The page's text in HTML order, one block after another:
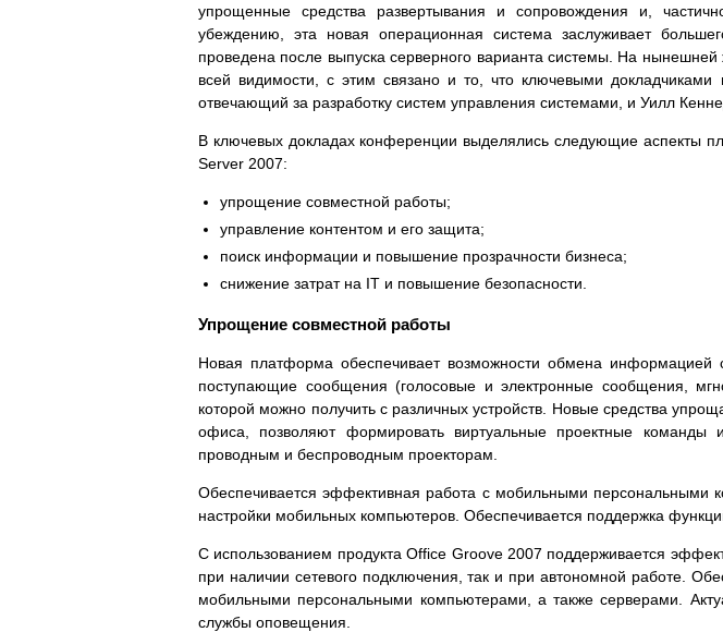
упрощенные средства развертывания и сопровождения и,
убеждению, эта новая операционная система заслуживает
проведена после выпуска серверного варианта системы. На
всей видимости, с этим связано и то, что ключевыми
отвечающий за разработку систем управления системами, и Уилл
В ключевых докладах конференции выделялись следующие
Server 2007:
упрощение совместной работы;
управление контентом и его защита;
поиск информации и повышение прозрачности бизнеса;
снижение затрат на IT и повышение безопасности.
Упрощение совместной работы
Новая платформа обеспечивает возможности обмена информацией
поступающие сообщения (голосовые и электронные сообщения,
которой можно получить с различных устройств. Новые средства
офиса, позволяют формировать виртуальные проектные команды
проводным и беспроводным проекторам.
Обеспечивается эффективная работа с мобильными персональными
настройки мобильных компьютеров. Обеспечивается поддержка
С использованием продукта Office Groove 2007 поддерживается
при наличии сетевого подключения, так и при автономной работе.
мобильными персональными компьютерами, а также серверами.
службы оповещения.